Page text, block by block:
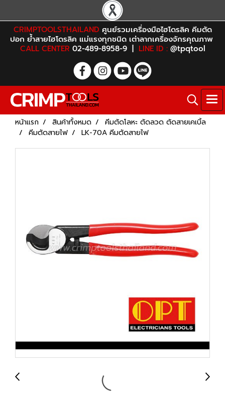
CRIMPTOOLSTHAILAND ศูนย์รวมเครื่องมือไฮโดรลิค คีมตัด
ปอก ย้ำสายไฮโดรลิค แม่แรงทุกชนิด เต่าลากเครื่องจักรคุณภาพ
CALL CENTER 02-489-8958-9 | LINE ID :@tpqtool
หน้าแรก สินค้าทั้งหมด
คีมตัดโลหะ ตัดลวด ตัดสายเคเบิ้ล
คีมตัดสายไฟ
LK-70A คีมตัดสายไฟ